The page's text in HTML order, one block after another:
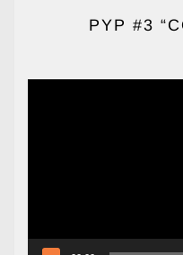
PYP #3